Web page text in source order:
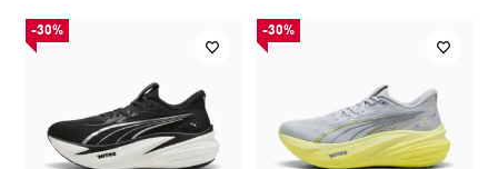
-30% -30%